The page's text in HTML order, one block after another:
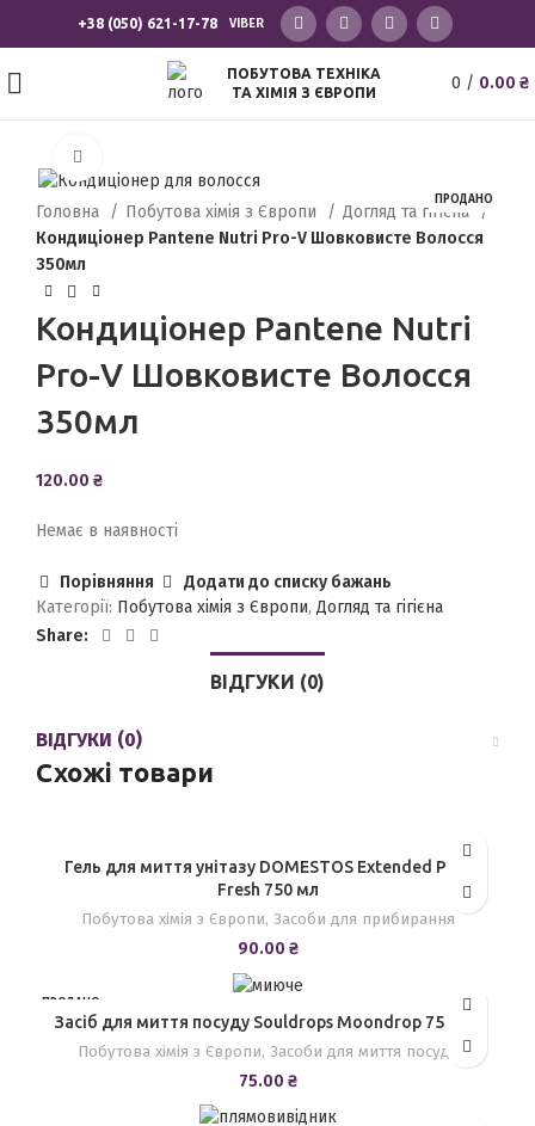
+38 (050) 621-17-78 VIBER
ПОБУТОВА ТЕХНІКА
ТА ХІМІЯ З ЄВРОПИ
0 / 0.00 ₴
ПРОДАНО
Головна Побутова хімія з Європи
Догляд та гігієна
Кондиціонер Pantene Nutri Pro-V Шовковисте Волосся
350мл
Кондиціонер Pantene Nutri
Pro-V Шовковисте Волосся
350мл
120.00 ₴
Немає в наявності
Порівняння
Додати до списку бажань
Категорії: Побутова хімія з Європи, Догляд та гігієна
Share:
ВІДГУКИ (0)
ВІДГУКИ (0)
Схожі товари
Гель для миття унітазу DOMESTOS Extended Pine
Fresh 750 мл
Побутова хімія з Європи, Засоби для прибирання
90.00 ₴
ПРОДАНО
Засіб для миття посуду Souldrops Moondrop 750 мл
Побутова хімія з Європи, Засоби для миття посуду
75.00 ₴